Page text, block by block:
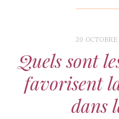
20 OCTOBRE
Quels sont
favorisent
dans